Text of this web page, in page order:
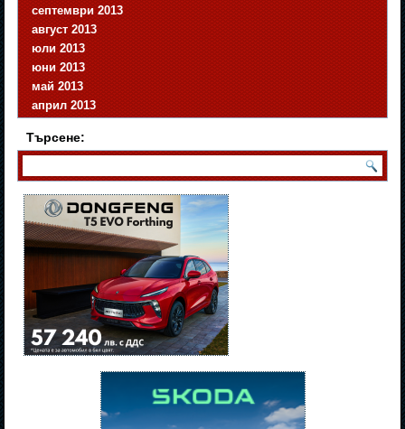
септември 2013
август 2013
юли 2013
юни 2013
май 2013
април 2013
Търсене: